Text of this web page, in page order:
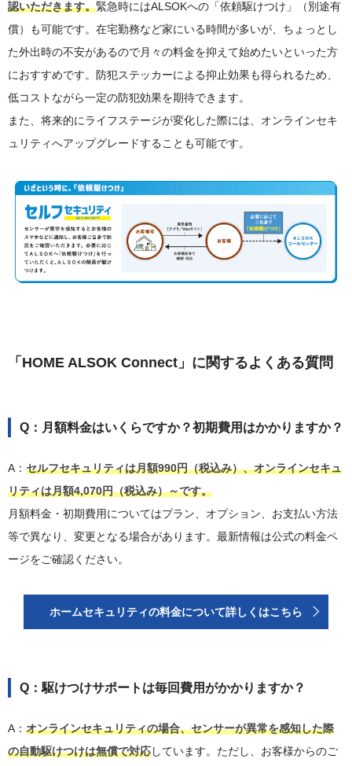
認いただきます。緊急時にはALSOKへの「依頼駆けつけ」（別途有
償）も可能です。在宅勤務など家にいる時間が多いが、ちょっとし
た外出時の不安があるので月々の料金を抑えて始めたいといった方
におすすめです。防犯ステッカーによる抑止効果も得られるため、
低コストながら一定の防犯効果を期待できます。
また、将来的にライフステージが変化した際には、オンラインセキ
ュリティへアップグレードすることも可能です。
「HOME ALSOK Connect」に関するよくある質問
Q：月額料金はいくらですか？初期費用はかかりますか？
A： セルフセキュリティは月額990円（税込み）、オンラインセキュ
リティは月額4,070円（税込み）～です。
月額料金・初期費用についてはプラン、オプション、お支払い方法
等で異なり、変更となる場合があります。最新情報は公式の料金ペ
ージをご確認ください。
ホームセキュリティの料金について詳しくはこちら
Q：駆けつけサポートは毎回費用がかかりますか？
A： オンラインセキュリティの場合、センサーが異常を感知した際
の自動駆けつけは無償で対応しています。ただし、お客様からのご